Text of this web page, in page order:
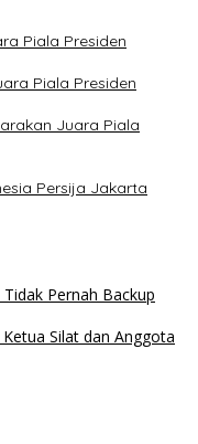
Piala Presiden
Piala Presiden
Juara Piala
Persija Jakarta
Pernah Backup
Silat dan Anggota